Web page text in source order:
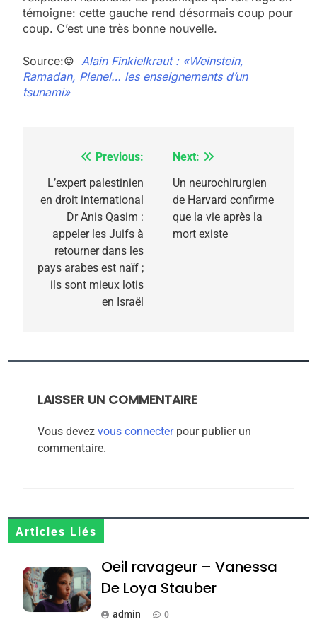
témoigne: cette gauche rend désormais coup pour
coup. C’est une très bonne nouvelle.
Source:© Alain Finkielkraut : «Weinstein,
Ramadan, Plenel… les enseignements d’un
tsunami»
Navigation
de
l’article
Previous:
L’expert palestinien
en droit international
Dr Anis Qasim :
appeler les Juifs à
retourner dans les
pays arabes est naïf ;
ils sont mieux lotis
en Israël
Next:
Un neurochirurgien
de Harvard confirme
que la vie après la
mort existe
LAISSER UN COMMENTAIRE
Vous devez vous connecterpour publier un
commentaire.
Articles Liés
Oeil ravageur – Vanessa
De Loya Stauber
admin 0
2025, l’année la plus
meurtrière selon le
rapport d’ADL contre
FRANCE
FIÈRE, DIGNE ET RÉSILIENTE :
MA JUDAÏTE par Thérèse
ISRAÉL JUDAISME
7
8
Tafraout, le miel de Tadla
Azilal consacrés produits
du terroir
DAFINA MAROC